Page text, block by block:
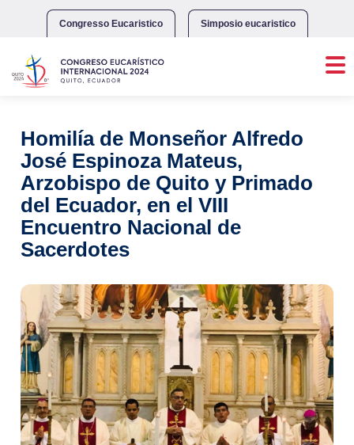
Congresso Eucaristico Simposio eucaristico
Homilía de Monseñor Alfredo
José Espinoza Mateus,
Arzobispo de Quito y Primado
del Ecuador, en el VIII
Encuentro Nacional de
Sacerdotes